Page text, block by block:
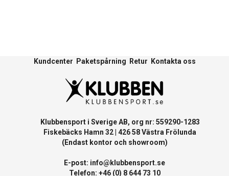
Kundcenter Paketspårning Retur Kontakta oss
Klubbensport i Sverige AB, org nr: 559290-1283
Fiskebäcks Hamn 32 | 426 58 Västra Frölunda
(Endast kontor och showroom)
E-post: info@klubbensport.se
Telefon: +46 (0) 8 644 73 10